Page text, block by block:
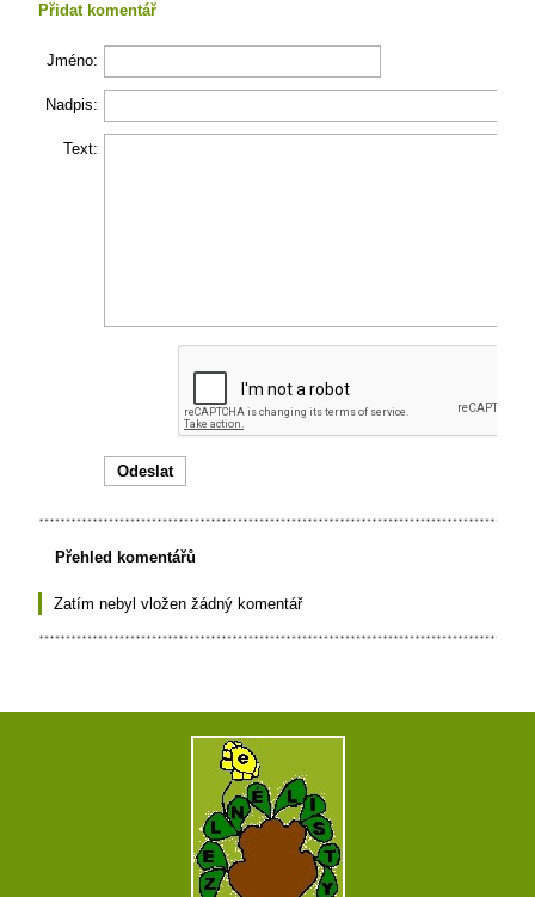
Přidat komentář
Jméno:
Nadpis:
Text:
Přehled komentářů
Zatím nebyl vložen žádný komentář